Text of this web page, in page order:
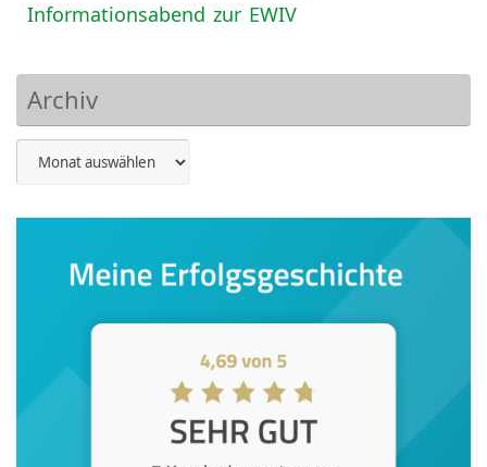
Informationsabend zur EWIV
Archiv
Archiv